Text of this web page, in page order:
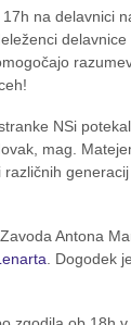
na delavnici
NSi
mag.
Antona
. Dogodek